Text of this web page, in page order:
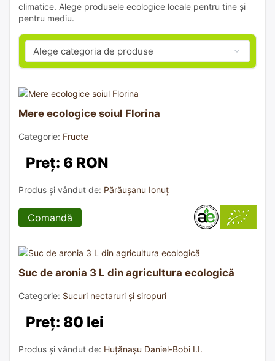
climatice. Alege produsele ecologice locale pentru tine și
pentru mediu.
Mere ecologice soiul Florina
Categorie: Fructe
Preț: 6 RON
Produs și vândut de: Părăușanu Ionuț
Comandă
Suc de aronia 3 L din agricultura ecologică
Categorie: Sucuri nectaruri și siropuri
Preț: 80 lei
Produs și vândut de: Huțănașu Daniel-Bobi I.I.